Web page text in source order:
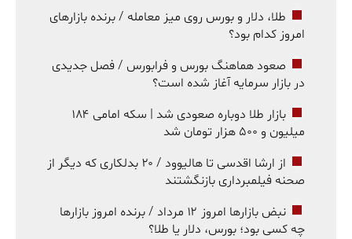
طلا، دلار و بورس روی میز معامله / برنده بازارهای
امروز کدام بود؟
صعود هماهنگ بورس و فرابورس / فصل جدیدی
در بازار سرمایه آغاز شده است؟
بازار طلا دوباره صعودی شد | سکه امامی ۱۸۴
میلیون و ۵۰۰ هزار تومان شد
از ارشا اقدسی تا هالیوود / ۲۰ بدلکاری که دیگر از
صحنه فیلمبرداری بازنگشتند
نبض بازارها امروز ۱۲ مرداد / برنده امروز بازارها
چه کسی بود؛ بورس، دلار یا طلا؟